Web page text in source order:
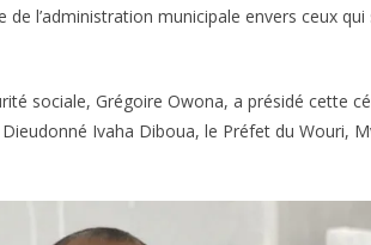
de l’administration municipale envers ceux
sociale, Grégoire Owona, a présidé cette
Ivaha Diboua, le Préfet du Wouri,